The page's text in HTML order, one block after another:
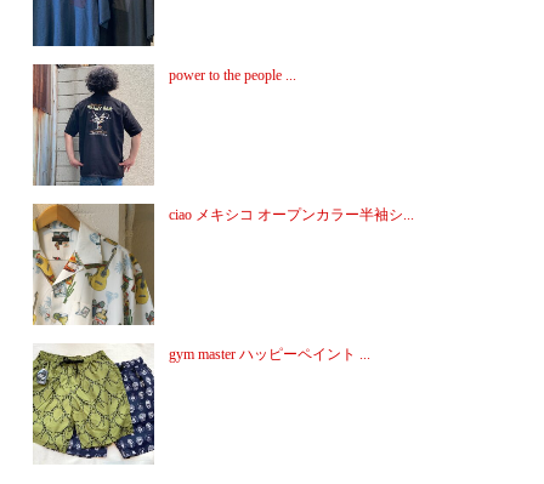
power to the people ...
ciao メキシコ オープンカラー半袖シ...
gym master ハッピーペイント ...